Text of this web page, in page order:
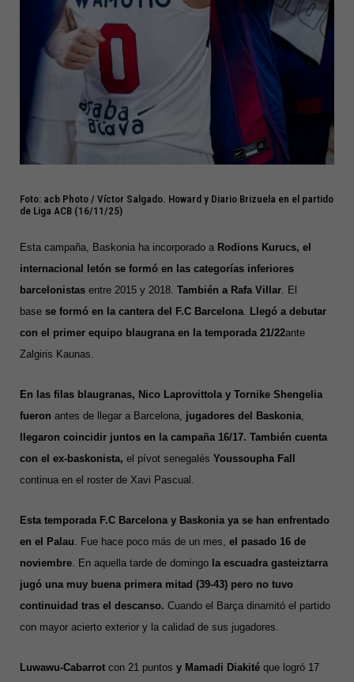
Foto: acb Photo / Víctor Salgado. Howard y Diario Brizuela en el partido
de Liga ACB (16/11/25)
Esta campaña, Baskonia ha incorporado a Rodions Kurucs, el
internacional letón se formó en las categorías inferiores
barcelonistas entre 2015 y 2018. También a Rafa Villar . El
base se formó en la cantera del F.C Barcelona Llegó a debutar
con el primer equipo blaugrana en la temporada 21/22ante
Zalgiris Kaunas.
En las filas blaugranas, Nico Laprovittola y Tornike Shengelia
fueron antes de llegar a Barcelona, jugadores del Baskonia
llegaron coincidir juntos en la campaña 16/17. También cuenta
con el ex-baskonista, el pívot senegalés Youssoupha Fall
continua en el roster de Xavi Pascual.
Esta temporada F.C Barcelona y Baskonia ya se han enfrentado
en el Palau . Fue hace poco más de un mes, el pasado 16 de
noviembre . En aquella tarde de domingo la escuadra gasteiztarra
jugó una muy buena primera mitad (39-43) pero no tuvo
continuidad tras el descanso. Cuando el Barça dinamitó el partido
con mayor acierto exterior y la calidad de sus jugadores.
Luwawu-Cabarrot con 21 puntos y Mamadi Diakité que logró 17